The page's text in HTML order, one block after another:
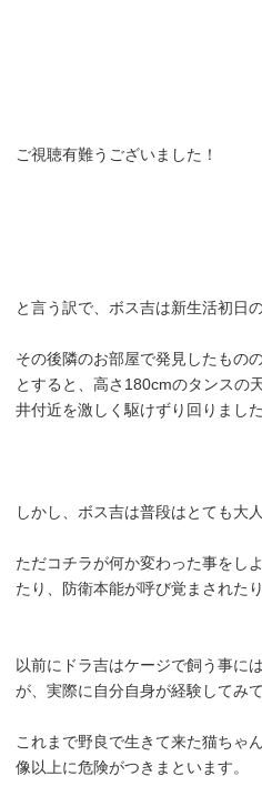
ご視聴有難うございました！
と言う訳で、ボス吉は新生活初日
その後隣のお部屋で発見したもの
とすると、高さ180cmのタンスの
井付近を激しく駆けずり回りまし
しかし、ボス吉は普段はとても大
ただコチラが何か変わった事をし
たり、防衛本能が呼び覚まされた
以前にドラ吉はケージで飼う事に
が、実際に自分自身が経験してみ
これまで野良で生きて来た猫ちゃ
像以上に危険がつきまといます。